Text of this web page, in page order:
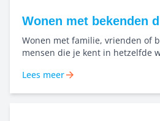
Wonen met bekenden
Wonen met familie, vrienden of
mensen die je kent in hetzelfde
naar elkaar omkijken. Niet
Lees meer